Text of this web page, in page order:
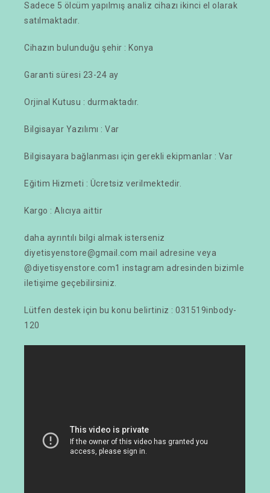
Sadece 5 ölcüm yapılmış analiz cihazı ikinci el olarak
satılmaktadır.
Cihazın bulunduğu şehir : Konya
Garanti süresi 23-24 ay
Orjinal Kutusu : durmaktadır.
Bilgisayar Yazılımı : Var
Bilgisayara bağlanması için gerekli ekipmanlar : Var
Eğitim Hizmeti : Ücretsiz verilmektedir.
Kargo : Alıcıya aittir
daha ayrıntılı bilgi almak isterseniz
diyetisyenstore@gmail.com mail adresine veya
@diyetisyenstore.com1 instagram adresinden bizimle
iletişime geçebilirsiniz.
Lütfen destek için bu konu belirtiniz : 031519inbody-
120